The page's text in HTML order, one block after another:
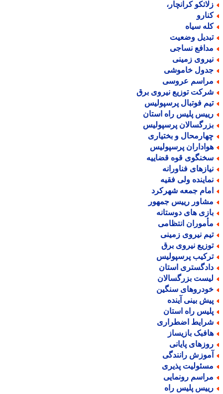
کرانچار،
سیاه
وضعیت
نساجی
زمینی
خاموشی
عروسی
توزیع نیروی برق
فوتبال پرسپولیس
پلیس راه استان
پرسپولیس
و بختیاری
پرسپولیس
قوه قضاییه
فناورانه
ولی فقیه
جمعه شهرکرد
رییس جمهور
های دوستانه
انتظامی
نیروی زمینی
نیروی برق
پرسپولیس
استان
بزرگسالان
سنگین
بینی آینده
راه استان
اضطراری
بازیساز
پایانی
رانندگی
پذیری
رونمایی
پلیس راه